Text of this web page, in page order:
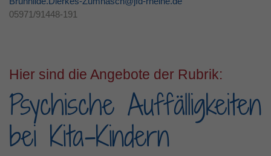
05971/91448-191
Hier sind die Angebote der Rubrik:
Psychische Auffälligkeiten
bei Kita-Kindern